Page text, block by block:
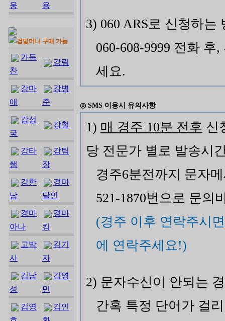
웅
용
검빛머니 구매 가능
가득
찬
강림
강마
애
강병
준
강성
국
강철
강타
쌤
강팀
장
강한
남
경마
달인
경마
아나
경마
킹
고박
사
김기
자
김남
성
김영
민
김영
김인
3) 060 ARS로 신청하는
060-608-9999 전화
세요.
◎ SMS 이용시 유의사항
1) 매 경주 10분 전후 신
당 전문가 별로 발송시
경주6분전까지 문자
521-1870번으로 문의
(경주 이후 연락주시
에 연락주세요!)
2) 문자수신이 안되는
간혹 특정 단어가 걸